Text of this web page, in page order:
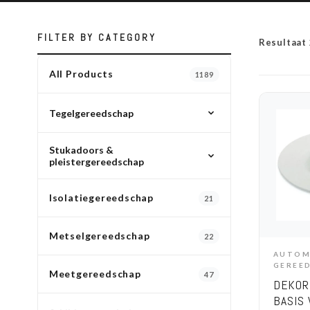
FILTER BY CATEGORY
All Products 1189
Tegelgereedschap
All Tegelgereedschap
Stukadoors &
pleistergereedschap
All Stukadoors & pleistergereedschap
Troffels 95
Isolatiegereedschap 21
Metselgereedschap 22
Meetgereedschap 47
Resultaat
BASIS